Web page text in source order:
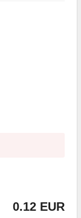
0.12 EUR